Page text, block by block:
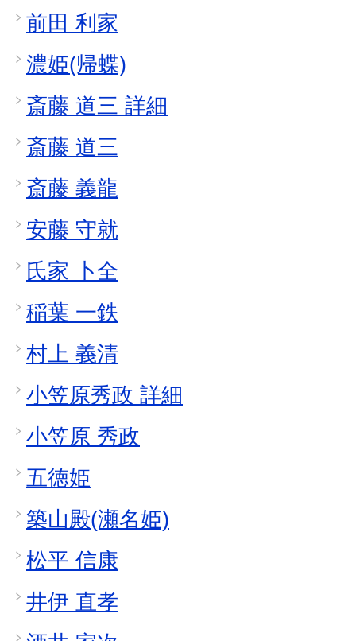
前田 利家
濃姫(帰蝶)
斎藤 道三 詳細
斎藤 道三
斎藤 義龍
安藤 守就
氏家 卜全
稲葉 一鉄
村上 義清
小笠原秀政 詳細
小笠原 秀政
五徳姫
築山殿(瀬名姫)
松平 信康
井伊 直孝